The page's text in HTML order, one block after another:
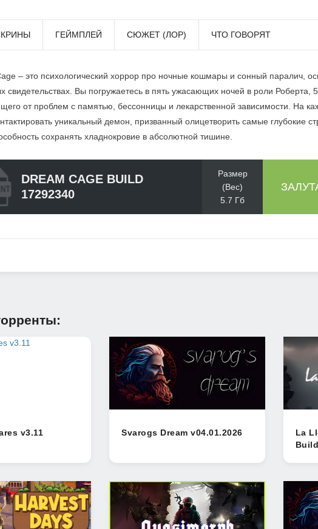
ГЕЙМПЛЕЙ СЮЖЕТ (ЛОР) ЧТО ГОВОРЯТ
– это психологический хоррор про ночные кошмары и сонный паралич,
свидетельствах. Вы погружаетесь в пять ужасающих ночей в роли Роберта,
от проблем с памятью, бессонницы и лекарственной зависимости. На
уникальный демон, призванный олицетворить самые глубокие
сохранять хладнокровие в абсолютной тишине.
DREAM CAGE BUILD
17292340
Размер
(Вес)
5.7 Гб
v3.11 Svarogs Dream v04.01.2026
La